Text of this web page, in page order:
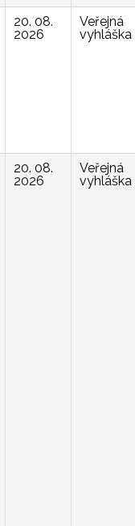
20. 08.
2026
Veřejná
vyhláška
20. 08.
2026
Veřejná
vyhláška